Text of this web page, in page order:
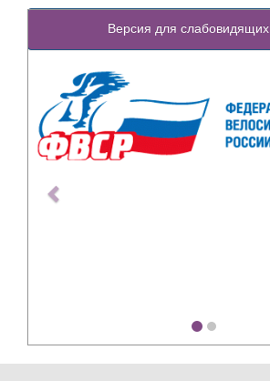
Версия для слабовидящих
Previous